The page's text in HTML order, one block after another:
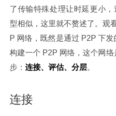
了传输特殊处理让时延更小
型相似，这里就不赘述了。观
P 网络，既然是通过 P2P 下
构建一个 P2P 网络，这个网
步： 连接、评估、分层。
连接